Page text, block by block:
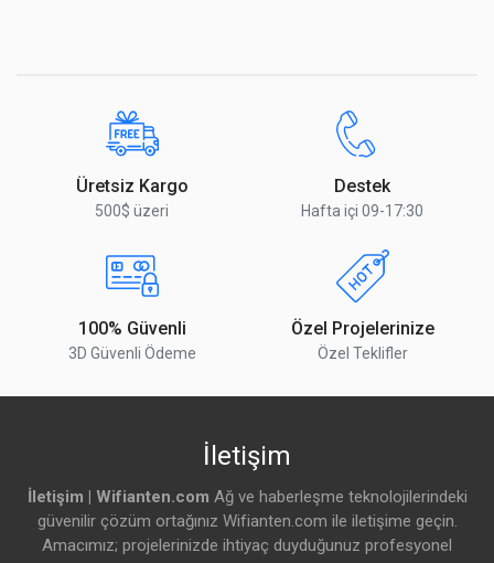
Çalışma nem
ve sıcaklık
%5 ila %95 yoğuşmasız, ‐30 ila 70° C (‐22 ila
Sertifikalar CE, FCC, IC
Üretsiz Kargo
500$ üzeri
Destek
Hafta içi 09-17:30
100% Güvenli
3D Güvenli Ödeme
Özel Projelerinize
Özel Teklifler
İletişim
İletişim | Wifianten.com Ağ ve haberleşme teknolojilerindeki
güvenilir çözüm ortağınız Wifianten.com ile iletişime geçin.
Amacımız; projelerinizde ihtiyaç duyduğunuz profesyonel